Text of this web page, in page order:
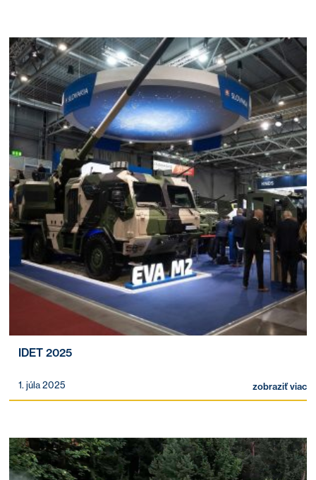
IDET 2025
1. júla 2025 zobraziť viac